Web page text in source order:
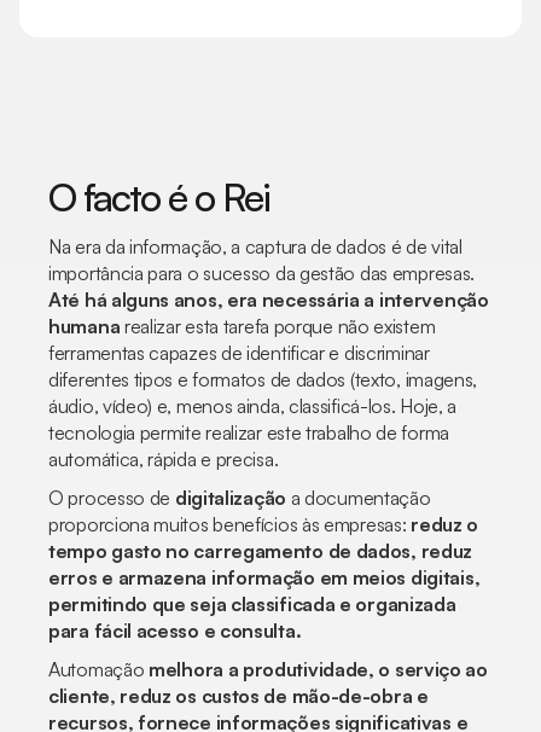
O facto é o Rei
Na era da informação, a captura de dados é de vital
importância para o sucesso da gestão das empresas.
Até há alguns anos, era necessária a intervenção
humana realizar esta tarefa porque não existem
ferramentas capazes de identificar e discriminar
diferentes tipos e formatos de dados (texto, imagens,
áudio, vídeo) e, menos ainda, classificá-los. Hoje, a
tecnologia permite realizar este trabalho de forma
automática, rápida e precisa.
O processo de digitalização a documentação
proporciona muitos benefícios às empresas: reduz o
tempo gasto no carregamento de dados, reduz
erros e armazena informação em meios digitais,
permitindo que seja classificada e organizada
para fácil acesso e consulta.
Automação melhora a produtividade, o serviço ao
cliente, reduz os custos de mão-de-obra e
recursos, fornece informações significativas e